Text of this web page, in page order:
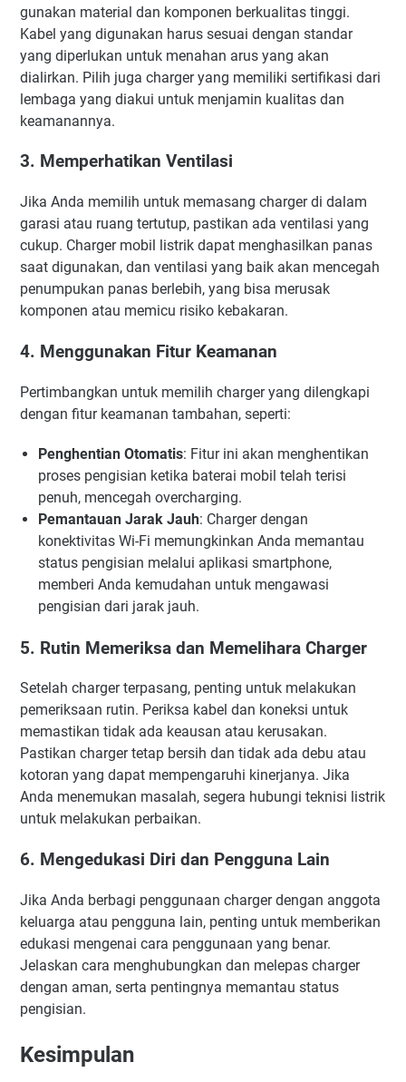
gunakan material dan komponen berkualitas tinggi.
Kabel yang digunakan harus sesuai dengan standar
yang diperlukan untuk menahan arus yang akan
dialirkan. Pilih juga charger yang memiliki sertifikasi dari
lembaga yang diakui untuk menjamin kualitas dan
keamanannya.
3. Memperhatikan Ventilasi
Jika Anda memilih untuk memasang charger di dalam
garasi atau ruang tertutup, pastikan ada ventilasi yang
cukup. Charger mobil listrik dapat menghasilkan panas
saat digunakan, dan ventilasi yang baik akan mencegah
penumpukan panas berlebih, yang bisa merusak
komponen atau memicu risiko kebakaran.
4. Menggunakan Fitur Keamanan
Pertimbangkan untuk memilih charger yang dilengkapi
dengan fitur keamanan tambahan, seperti:
Penghentian Otomatis: Fitur ini akan menghentikan
proses pengisian ketika baterai mobil telah terisi
penuh, mencegah overcharging.
Pemantauan Jarak Jauh: Charger dengan
konektivitas Wi-Fi memungkinkan Anda memantau
status pengisian melalui aplikasi smartphone,
memberi Anda kemudahan untuk mengawasi
pengisian dari jarak jauh.
5. Rutin Memeriksa dan Memelihara Charger
Setelah charger terpasang, penting untuk melakukan
pemeriksaan rutin. Periksa kabel dan koneksi untuk
memastikan tidak ada keausan atau kerusakan.
Pastikan charger tetap bersih dan tidak ada debu atau
kotoran yang dapat mempengaruhi kinerjanya. Jika
Anda menemukan masalah, segera hubungi teknisi listrik
untuk melakukan perbaikan.
6. Mengedukasi Diri dan Pengguna Lain
Jika Anda berbagi penggunaan charger dengan anggota
keluarga atau pengguna lain, penting untuk memberikan
edukasi mengenai cara penggunaan yang benar.
Jelaskan cara menghubungkan dan melepas charger
dengan aman, serta pentingnya memantau status
pengisian.
Kesimpulan